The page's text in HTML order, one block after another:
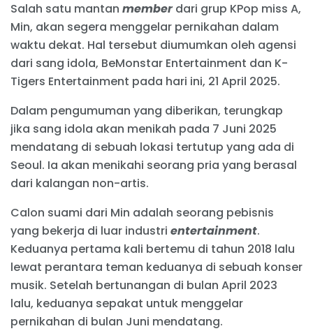
Salah satu mantan memberdari grup KPop miss A,
Min, akan segera menggelar pernikahan dalam
waktu dekat. Hal tersebut diumumkan oleh agensi
dari sang idola, BeMonstar Entertainment dan K-
Tigers Entertainment pada hari ini, 21 April 2025.
Dalam pengumuman yang diberikan, terungkap
jika sang idola akan menikah pada 7 Juni 2025
mendatang di sebuah lokasi tertutup yang ada di
Seoul. Ia akan menikahi seorang pria yang berasal
dari kalangan non-artis.
Calon suami dari Min adalah seorang pebisnis
yang bekerja di luar industri entertainment.
Keduanya pertama kali bertemu di tahun 2018 lalu
lewat perantara teman keduanya di sebuah konser
musik. Setelah bertunangan di bulan April 2023
lalu, keduanya sepakat untuk menggelar
pernikahan di bulan Juni mendatang.